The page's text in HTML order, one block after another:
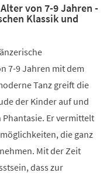
von 7-9 Jahren -
Klassik und
7-9 Jahren mit dem
Tanz greift die
der Kinder auf und
Er vermittelt
die ganz
Mit der Zeit
dass zur